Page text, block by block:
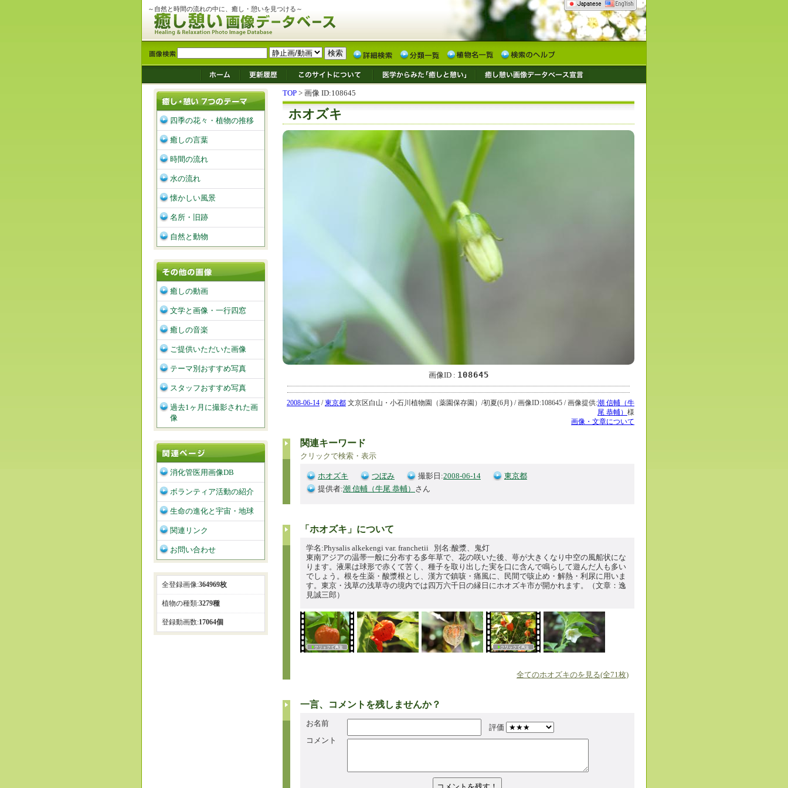
～自然と時間の流れの中に、癒し・憩いを見つける～
TOP > 画像 ID:108645
ホオズキ
画像ID : 108645
2008-06-14 /東京都 文京区白山・小石川植物園（薬園保存園）/初夏(6月) / 画像ID:108645 / 画像提供:潮 信輔（牛
尾 恭輔） 様
画像・文章について
関連キーワード
クリックで検索・表示
ホオズキ つぼみ 撮影日:2008-06-14
東京都
提供者:潮 信輔（牛尾 恭輔） さん
「ホオズキ」について
学名:Physalis alkekengi var. franchetii 別名:酸漿、鬼灯
東南アジアの温帯一般に分布する多年草で、花の咲いた後、萼が大きくなり中空の風船状にな
ります。液果は球形で赤くて苦く、種子を取り出した実を口に含んで鳴らして遊んだ人も多い
でしょう。根を生薬・酸漿根とし、漢方で鎮咳・痛風に、民間で咳止め・解熱・利尿に用いま
す。東京・浅草の浅草寺の境内では四万六千日の縁日にホオズキ市が開かれます。（文章：逸
見誠三郎）
全てのホオズキのを見る(全71枚)
一言、コメントを残しませんか？
お名前
評価
コメント
四季の花々・植物の推移
癒しの言葉
時間の流れ
水の流れ
懐かしい風景
名所・旧跡
自然と動物
癒しの動画
文学と画像・一行四窓
癒しの音楽
ご提供いただいた画像
テーマ別おすすめ写真
スタッフおすすめ写真
過去1ヶ月に撮影された画
像
消化管医用画像DB
ボランティア活動の紹介
生命の進化と宇宙・地球
関連リンク
お問い合わせ
全登録画像:364969枚
植物の種類:3279種
登録動画数:17064個